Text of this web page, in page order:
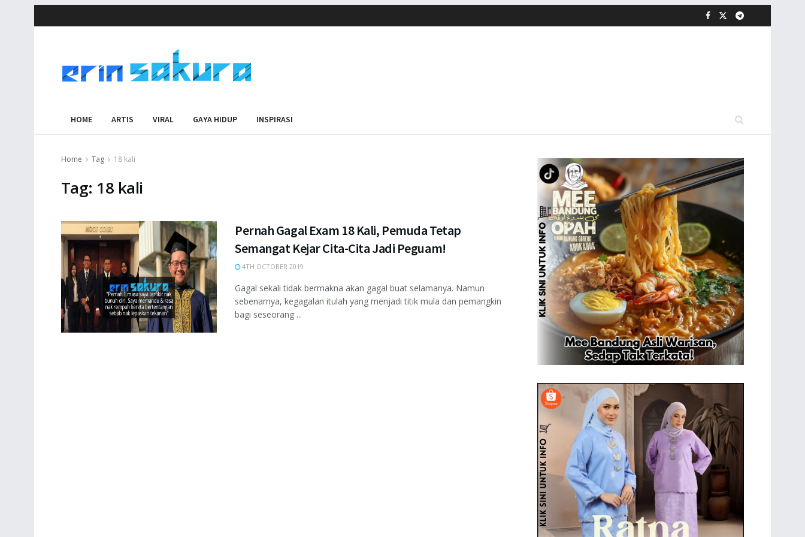
HOME ARTIS VIRAL GAYA HIDUP INSPIRASI
Home Tag 18 kali
Tag: 18 kali
Pernah Gagal Exam 18 Kali, Pemuda Tetap
Semangat Kejar Cita-Cita Jadi Peguam!
4TH OCTOBER 2019
Gagal sekali tidak bermakna akan gagal buat selamanya. Namun
sebenarnya, kegagalan itulah yang menjadi titik mula dan pemangkin
bagi seseorang ...